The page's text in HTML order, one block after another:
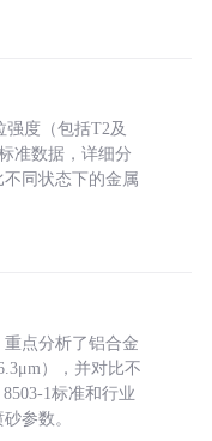
度（包括T2及
准数据，详细分
同状态下的金属
点分析了铝合金
），并对比不
1标准和行业
参数。